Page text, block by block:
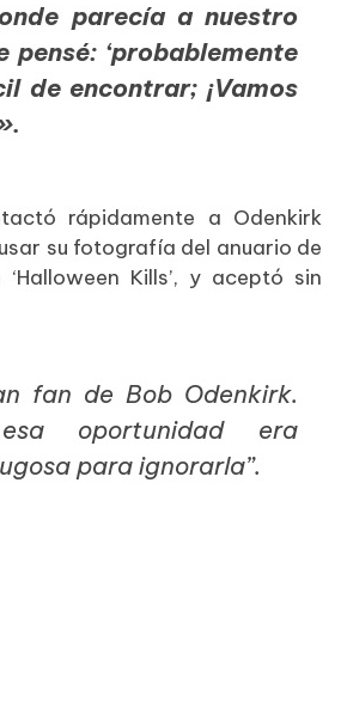
parecía a nuestro
pensé: ‘probablemente
de encontrar; ¡Vamos
rápidamente a Odenkirk
su fotografía del anuario de
Kills’, y aceptó sin
fan de Bob Odenkirk.
oportunidad era
para ignorarla”.